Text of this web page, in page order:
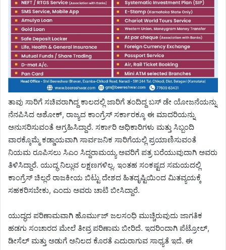
ತಾವು ಸಾರಿಗೆ ಸಚಿವರಾಗಿದ್ದ ಕಾಲದಲ್ಲಿ ಜಾರಿಗೆ ತಂದಿದ್ದ ಬಸ್ ಡೇ ಯೋಜನೆಯನ್ನು
ನೆನಪಿಸಿದ ಅಶೋಕ್, ರಾಜ್ಯದ ಕಾಂಗ್ರೆಸ್ ಸರ್ಕಾರಕ್ಕೂ ಈ ಮಾದರಿಯನ್ನು
ಅನುಸರಿಸುವಂತೆ ಆಗ್ರಹಿಸಿದ್ದಾರೆ. ಸರ್ಕಾರಿ ಅಧಿಕಾರಿಗಳು ಮತ್ತು ಸಿಬ್ಬಂದಿ
ವಾರಕ್ಕೊಮ್ಮೆ ಕಡ್ಡಾಯವಾಗಿ ಸಾರ್ವಜನಿಕ ಸಾರಿಗೆಯಲ್ಲಿ ಪ್ರಯಾಣಿಸುವಂತೆ
ನಿಯಮ ರೂಪಿಸಲು ಸಿಎಂ ಸಿದ್ದರಾಮಯ್ಯ ಅವರಿಗೆ ಪತ್ರ ಬರೆಯುವುದಾಗಿ ಅವರು
ತಿಳಿಸಿದ್ದಾರೆ. ಯುದ್ಧ ನಿಲ್ಲುವ ಲಕ್ಷಣಗಳಿಲ್ಲ. ಇಂತಹ ಸಂಕಷ್ಟದ ಸಮಯದಲ್ಲಿ
ಕಾಂಗ್ರೆಸ್ ಚಿಲ್ಲರೆ ರಾಜಕೀಯ ಬಿಟ್ಟು ದೇಶದ ಹಿತದೃಷ್ಟಿಯಿಂದ ಮಿತವ್ಯಯಕ್ಕೆ
ಸಹಕರಿಸಬೇಕು, ಎಂದು ಅವರು ಚಾಟಿ ಬೀಸಿದ್ದಾರೆ.
ಯುದ್ಧದ ಪರಿಣಾಮವಾಗಿ ಹೊರ್ಮುಜ್ ಜಲಸಂಧಿ ಮುಚ್ಚಿರುವುದು ಜಾಗತಿಕ
ಹಡಗು ಸಂಚಾರದ ಮೇಲೆ ತೀವ್ರ ಪರಿಣಾಮ ಬೀರಿದೆ. ಇದರಿಂದಾಗಿ ಪೆಟ್ರೋಲ್,
ಡೀಸೆಲ್ ಮತ್ತು ಅಡುಗೆ ಅನಿಲದ ಕೊರತೆ ಎದುರಾಗುವ ಸಾಧ್ಯತೆ ಇದೆ. ಈ